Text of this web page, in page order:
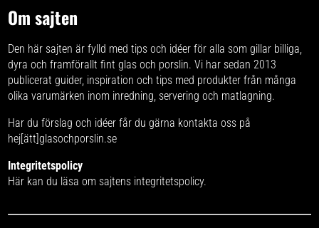
Om sajten
Den här sajten är fylld med tips och idéer för alla som gillar billiga,
dyra och framförallt fint glas och porslin. Vi har sedan 2013
publicerat guider, inspiration och tips med produkter från många
olika varumärken inom inredning, servering och matlagning.
Har du förslag och idéer får du gärna kontakta oss på
hej[ätt]glasochporslin.se
Integritetspolicy
Här kan du läsa om sajtens integritetspolicy.